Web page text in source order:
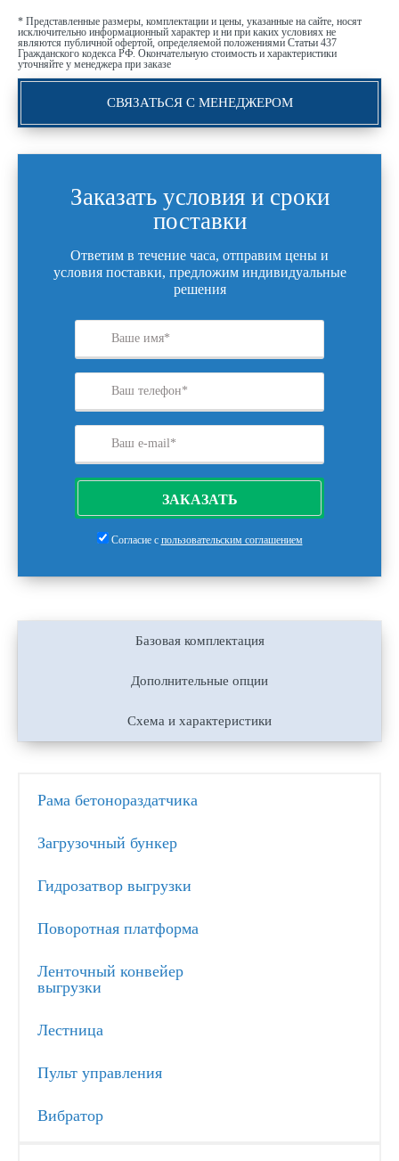
* Представленные размеры, комплектации и цены, указанные на сайте, носят
исключительно информационный характер и ни при каких условиях не
являются публичной офертой, определяемой положениями Статьи 437
Гражданского кодекса РФ. Окончательную стоимость и характеристики
уточняйте у менеджера при заказе
СВЯЗАТЬСЯ С МЕНЕДЖЕРОМ
Заказать условия и сроки
поставки
Ответим в течение часа, отправим цены и
условия поставки, предложим индивидуальные
решения
ЗАКАЗАТЬ
Согласие с пользовательским соглашением
Базовая комплектация
Дополнительные опции
Схема и характеристики
Рама бетонораздатчика
Загрузочный бункер
Гидрозатвор выгрузки
Поворотная платформа
Ленточный конвейер
выгрузки
Лестница
Пульт управления
Вибратор